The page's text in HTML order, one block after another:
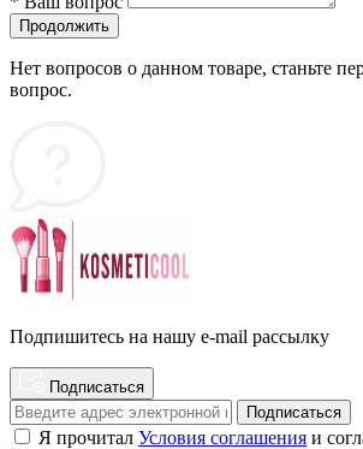
Продолжить
Нет вопросов о данном товаре, станьте
вопрос.
Подпишитесь на нашу e-mail рассылку
Подписаться
Подписаться
Я прочитал Условия соглашения и